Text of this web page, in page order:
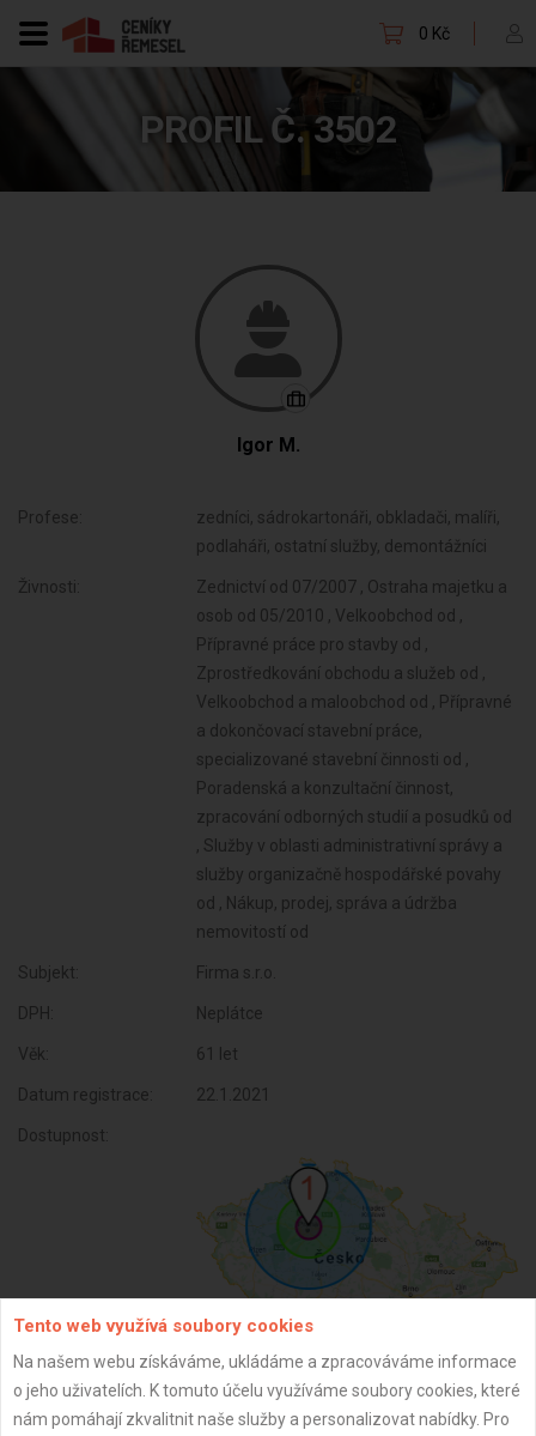
0 Kč
PROFIL Č. 3502
Igor M.
Profese:
zedníci, sádrokartonáři, obkladači, malíři,
podlaháři, ostatní služby, demontážníci
Živnosti:
Zednictví od 07/2007 , Ostraha majetku a
osob od 05/2010 , Velkoobchod od ,
Přípravné práce pro stavby od ,
Zprostředkování obchodu a služeb od ,
Velkoobchod a maloobchod od , Přípravné
a dokončovací stavební práce,
specializované stavební činnosti od ,
Poradenská a konzultační činnost,
zpracování odborných studií a posudků od
, Služby v oblasti administrativní správy a
služby organizačně hospodářské povahy
od , Nákup, prodej, správa a údržba
nemovitostí od
Subjekt: Firma s.r.o.
DPH: Neplátce
Věk: 61 let
Datum registrace: 22.1.2021
Dostupnost:
ZPĚT
Tento web využívá soubory cookies
Na našem webu získáváme, ukládáme a zpracováváme informace
o jeho uživatelích. K tomuto účelu využíváme soubory cookies, které
nám pomáhají zkvalitnit naše služby a personalizovat nabídky. Pro